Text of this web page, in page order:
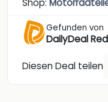
Gefunden von
DailyDeal
Diesen Deal teilen